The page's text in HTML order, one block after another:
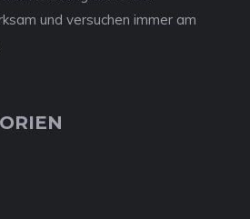
und versuchen immer am